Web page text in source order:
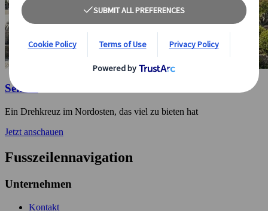
Sendai
Ein Drehkreuz im Nordosten, das viel zu bieten hat
Jetzt anschauen
Fusszeilennavigation
Unternehmen
Kontakt